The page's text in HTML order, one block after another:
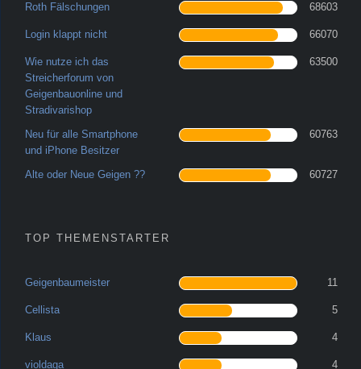
Roth Fälschungen 68603
Login klappt nicht 66070
Wie nutze ich das
Streicherforum von
Geigenbauonline und
Stradivarishop
63500
Neu für alle Smartphone
und iPhone Besitzer
60763
Alte oder Neue Geigen ?? 60727
TOP THEMENSTARTER
Geigenbaumeister 11
Cellista 5
Klaus 4
violdaga 4